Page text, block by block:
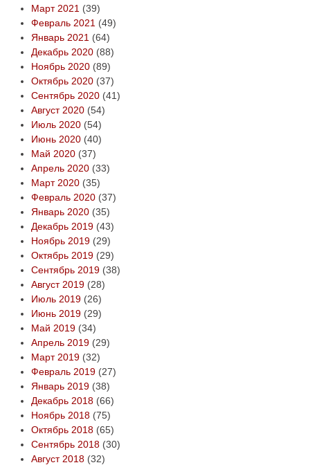
Март 2021 (39)
Февраль 2021 (49)
Январь 2021 (64)
Декабрь 2020 (88)
Ноябрь 2020 (89)
Октябрь 2020 (37)
Сентябрь 2020 (41)
Август 2020 (54)
Июль 2020 (54)
Июнь 2020 (40)
Май 2020 (37)
Апрель 2020 (33)
Март 2020 (35)
Февраль 2020 (37)
Январь 2020 (35)
Декабрь 2019 (43)
Ноябрь 2019 (29)
Октябрь 2019 (29)
Сентябрь 2019 (38)
Август 2019 (28)
Июль 2019 (26)
Июнь 2019 (29)
Май 2019 (34)
Апрель 2019 (29)
Март 2019 (32)
Февраль 2019 (27)
Январь 2019 (38)
Декабрь 2018 (66)
Ноябрь 2018 (75)
Октябрь 2018 (65)
Сентябрь 2018 (30)
Август 2018 (32)